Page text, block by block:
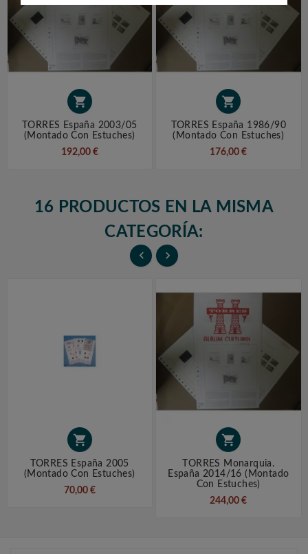

TORRES España 2003/05
(montado Con Estuches)
192,00 €

TORRES España 1986/90
(montado Con Estuches)
176,00 €
16 PRODUCTOS EN LA MISMA
CATEGORÍA:
 

TORRES España 2005
(montado Con Estuches)
70,00 €

TORRES Monarquia.
España 2014/16 (montado
Con Estuches)
244,00 €